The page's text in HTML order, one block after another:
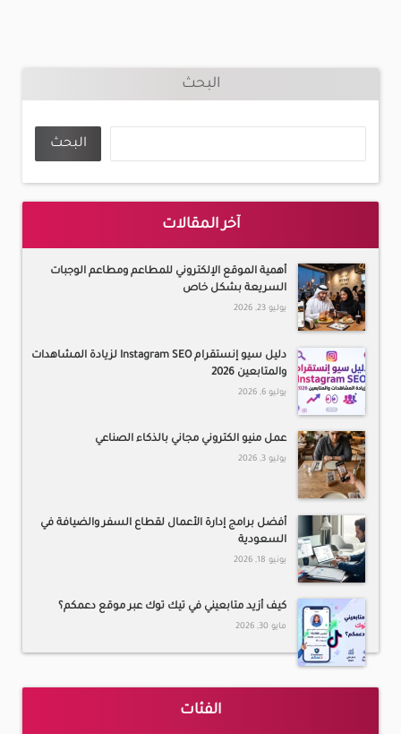
البحث
البحث
آخر المقالات
أهمية الموقع الإلكتروني للمطاعم ومطاعم الوجبات
السريعة بشكل خاص
يوليو 23, 2026
دليل سيو إنستقرام Instagram SEO لزيادة المشاهدات
والمتابعين 2026
يوليو 6, 2026
عمل منيو الكتروني مجاني بالذكاء الصناعي
يوليو 3, 2026
أفضل برامج إدارة الأعمال لقطاع السفر والضيافة في
السعودية
يونيو 18, 2026
كيف أزيد متابعيني في تيك توك عبر موقع دعمكم؟
مايو 30, 2026
الفئات